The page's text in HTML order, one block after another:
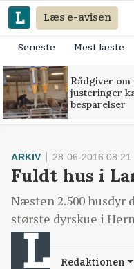
Læs e-avisen
Seneste Mest læste
Rådgiver om
justeringer
besparelser
ARKIV 28-06-2016 08:21
Fuldt hus i
Næsten 2.500 husdyr
største dyrskue i
Redaktionen